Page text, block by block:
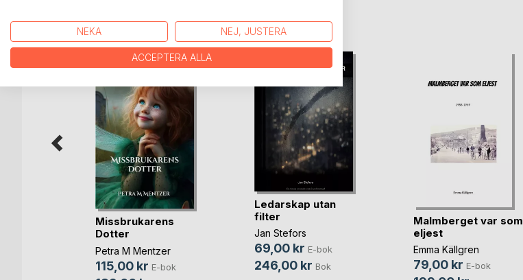
ANDRA TITLAR HOSBoD
Missbrukarens
Dotter
Petra M Mentzer
115,00 kr E-bok
Ledarskap utan
filter
Jan Stefors
69,00 kr E-bok
246,00 kr Bok
Malmberget var som
eljest
Emma Källgren
79,00 kr E-bok
NEKA NEJ, JUSTERA
ACCEPTERA ALLA